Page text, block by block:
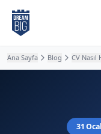
Ana içeriğe atla
Ana Sayfa Blog CV Nasıl
31